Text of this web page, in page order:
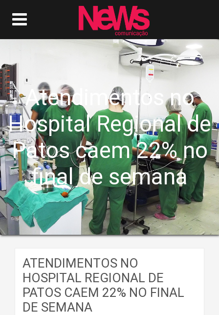
Atendimentos no
Hospital Regional de
Patos caem 22% no
final de semana
ATENDIMENTOS NO
HOSPITAL REGIONAL DE
PATOS CAEM 22% NO FINAL
DE SEMANA